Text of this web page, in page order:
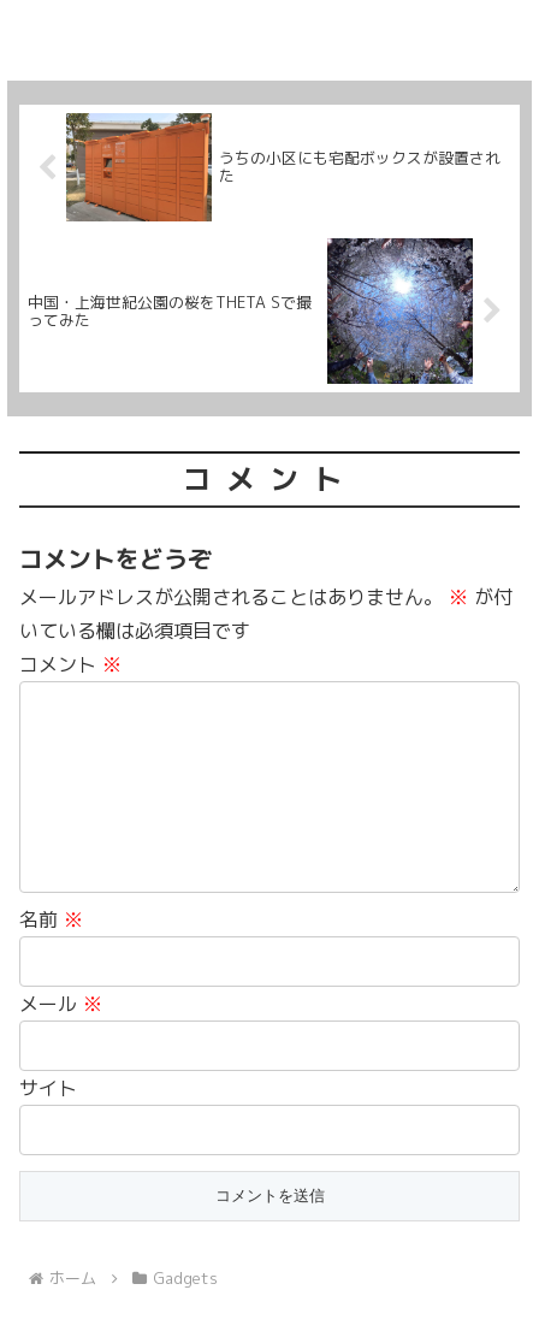
うちの小区にも宅配ボックスが設置され
た
中国・上海世紀公園の桜をTHETA Sで撮
ってみた
コメント
コメントをどうぞ
メールアドレスが公開されることはありません。 ※ が付
いている欄は必須項目です
コメント ※
名前 ※
メール ※
サイト
ホーム Gadgets